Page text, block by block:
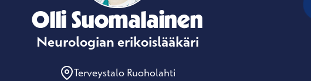
Olli Suomalainen
Neurologian erikoislääkäri
Terveystalo Ruoholahti